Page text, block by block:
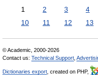
1 2 3 4
10
11 12 13
© Academic, 2000-2026
Contact us: Technical Support
Dictionaries export , created on PHP,